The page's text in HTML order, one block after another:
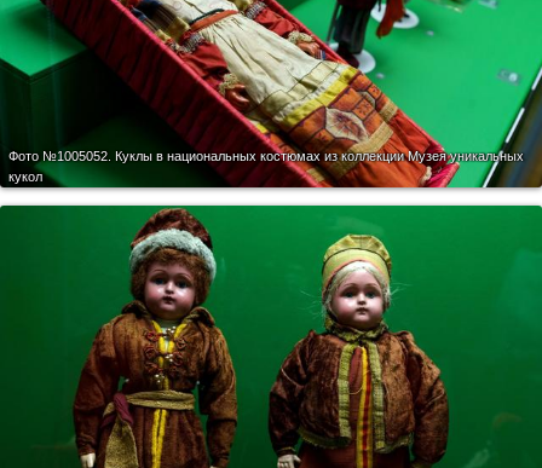
Фото №1005052. Куклы в национальных костюмах из коллекции Музея уникальных
кукол